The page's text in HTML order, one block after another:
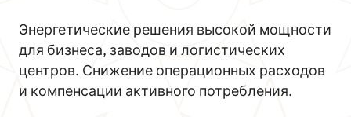
Энергетические решения высокой мощности
для бизнеса, заводов и логистических
центров. Снижение операционных расходов
и компенсации активного потребления.